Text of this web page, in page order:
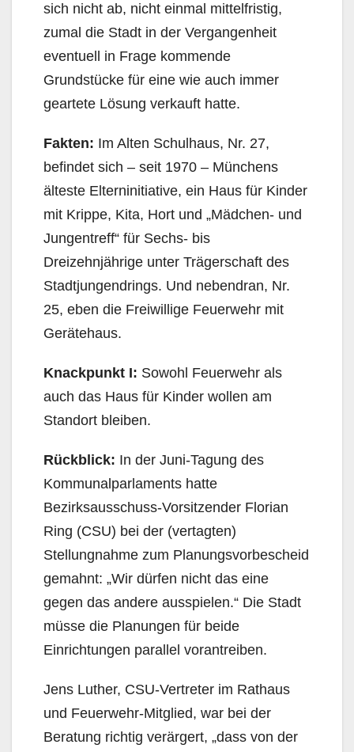
sich nicht ab, nicht einmal mittelfristig,
zumal die Stadt in der Vergangenheit
eventuell in Frage kommende
Grundstücke für eine wie auch immer
geartete Lösung verkauft hatte.
Fakten: Im Alten Schulhaus, Nr. 27,
befindet sich – seit 1970 – Münchens
älteste Elterninitiative, ein Haus für Kinder
mit Krippe, Kita, Hort und „Mädchen- und
Jungentreff“ für Sechs- bis
Dreizehnjährige unter Trägerschaft des
Stadtjungendrings. Und nebendran, Nr.
25, eben die Freiwillige Feuerwehr mit
Gerätehaus.
Knackpunkt I: Sowohl Feuerwehr als
auch das Haus für Kinder wollen am
Standort bleiben.
Rückblick: In der Juni-Tagung des
Kommunalparlaments hatte
Bezirksausschuss-Vorsitzender Florian
Ring (CSU) bei der (vertagten)
Stellungnahme zum Planungsvorbescheid
gemahnt: „Wir dürfen nicht das eine
gegen das andere ausspielen.“ Die Stadt
müsse die Planungen für beide
Einrichtungen parallel vorantreiben.
Jens Luther, CSU-Vertreter im Rathaus
und Feuerwehr-Mitglied, war bei der
Beratung richtig verärgert, „dass von der